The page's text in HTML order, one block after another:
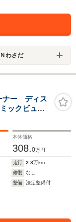
わさだ
ナー ディス
ックビュ
本体価格
308.0万円
走行 2.8万km
修復
なし
整備
法定整備付